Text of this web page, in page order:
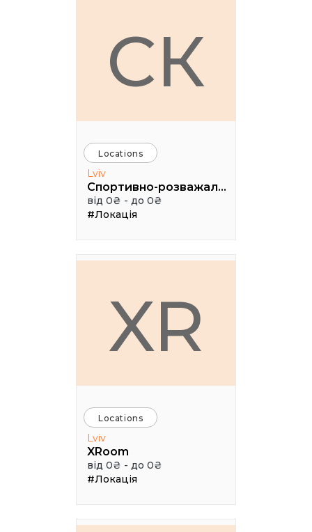
СК
Locations
Lviv
Спортивно-розважальний комплекс "Медик"
від 0₴ - до 0₴
#Локація
XR
Locations
Lviv
XRoom
від 0₴ - до 0₴
#Локація